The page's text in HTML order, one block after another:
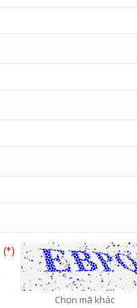
(*)
Chọn mã khác